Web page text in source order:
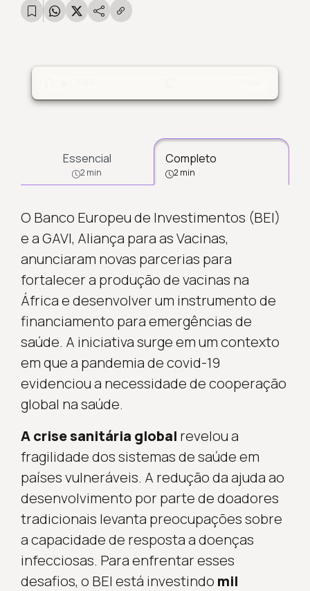
Carregando...
Essencial
2 min
Completo
2 min
O Banco Europeu de Investimentos (BEI)
e a GAVI, Aliança para as Vacinas,
anunciaram novas parcerias para
fortalecer a produção de vacinas na
África e desenvolver um instrumento de
financiamento para emergências de
saúde. A iniciativa surge em um contexto
em que a pandemia de covid-19
evidenciou a necessidade de cooperação
global na saúde.
A crise sanitária global revelou a
fragilidade dos sistemas de saúde em
países vulneráveis. A redução da ajuda ao
desenvolvimento por parte de doadores
tradicionais levanta preocupações sobre
a capacidade de resposta a doenças
infecciosas. Para enfrentar esses
desafios, o BEI está investindo mil